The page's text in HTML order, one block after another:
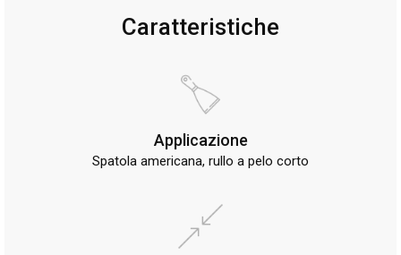
Caratteristiche
Applicazione
Spatola americana, rullo a pelo corto